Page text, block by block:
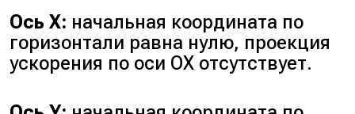
Ось Х: начальная координата по
горизонтали равна нулю, проекция
ускорения по оси OХ отсутствует.